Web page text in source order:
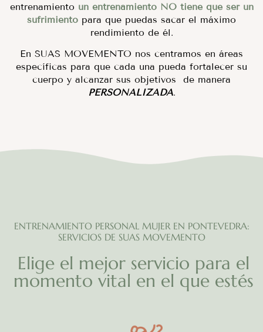
entrenamiento un entrenamiento NO tiene que ser un
sufrimiento para que puedas sacar el máximo
rendimiento de él.
En SUAS MOVEMENTO nos centramos en áreas
específicas para que cada una pueda fortalecer su
cuerpo y alcanzar sus objetivos de manera
PERSONALIZADA.
ENTRENAMIENTO PERSONAL MUJER EN PONTEVEDRA:
SERVICIOS DE SUAS MOVEMENTO
Elige el mejor servicio para el
momento vital en el que estés